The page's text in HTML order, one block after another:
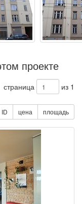
проекте
страница из 1
ID цена площадь